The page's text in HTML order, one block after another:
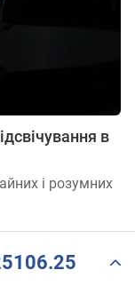
в
і розумних